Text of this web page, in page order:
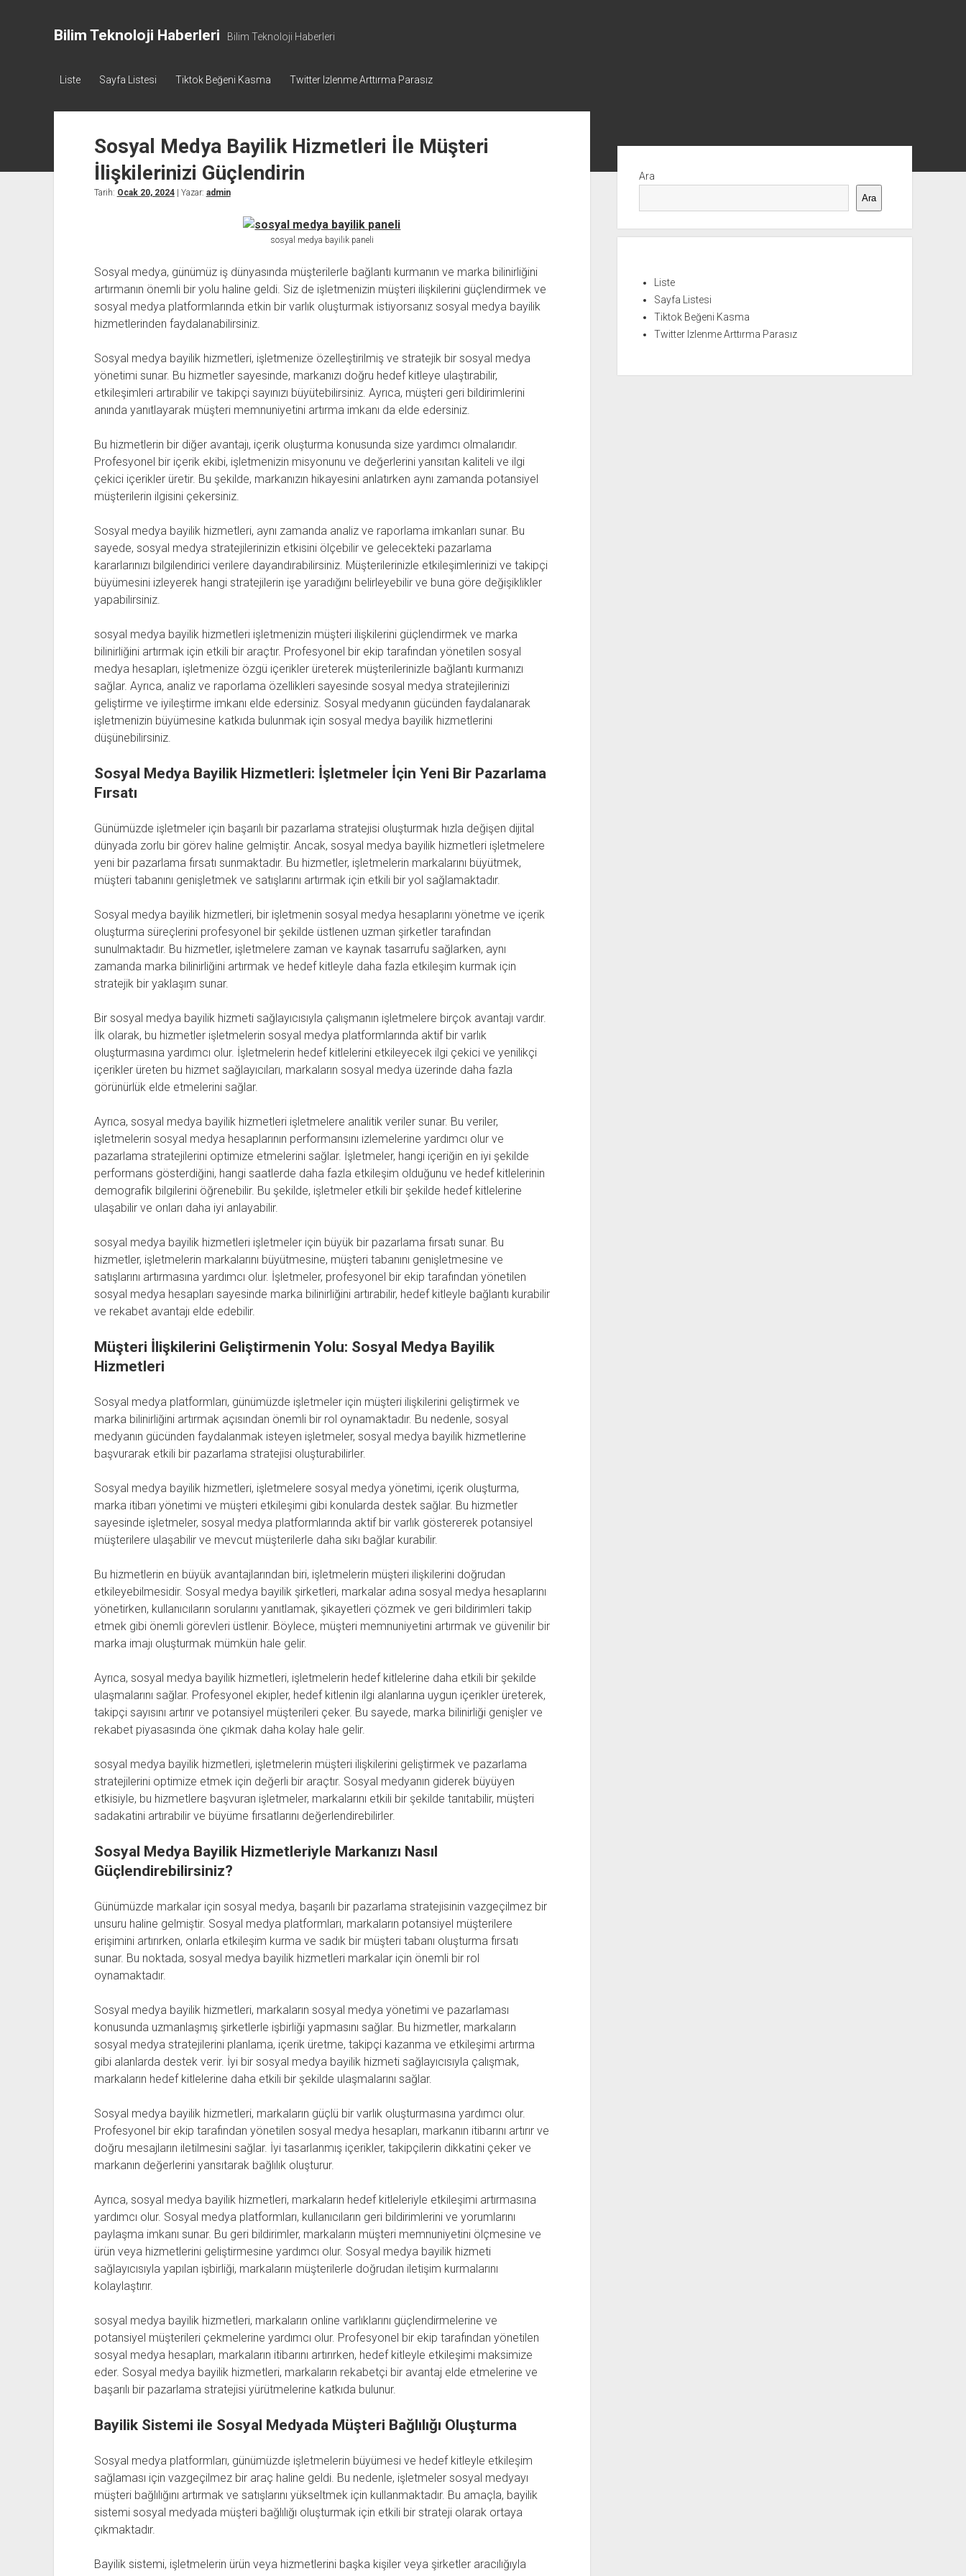
Bilim Teknoloji Haberleri Bilim Teknoloji Haberleri
Liste Sayfa Listesi Tiktok Beğeni Kasma Twitter Izlenme Arttırma Parasız
Sosyal Medya Bayilik Hizmetleri İle Müşteri
İlişkilerinizi Güçlendirin
Tarih: Ocak 20, 2024| Yazar: admin
sosyal medya bayilik paneli
Sosyal medya, günümüz iş dünyasında müşterilerle bağlantı kurmanın ve marka bilinirliğini
artırmanın önemli bir yolu haline geldi. Siz de işletmenizin müşteri ilişkilerini güçlendirmek ve
sosyal medya platformlarında etkin bir varlık oluşturmak istiyorsanız sosyal medya bayilik
hizmetlerinden faydalanabilirsiniz.
Sosyal medya bayilik hizmetleri, işletmenize özelleştirilmiş ve stratejik bir sosyal medya
yönetimi sunar. Bu hizmetler sayesinde, markanızı doğru hedef kitleye ulaştırabilir,
etkileşimleri artırabilir ve takipçi sayınızı büyütebilirsiniz. Ayrıca, müşteri geri bildirimlerini
anında yanıtlayarak müşteri memnuniyetini artırma imkanı da elde edersiniz.
Bu hizmetlerin bir diğer avantajı, içerik oluşturma konusunda size yardımcı olmalarıdır.
Profesyonel bir içerik ekibi, işletmenizin misyonunu ve değerlerini yansıtan kaliteli ve ilgi
çekici içerikler üretir. Bu şekilde, markanızın hikayesini anlatırken aynı zamanda potansiyel
müşterilerin ilgisini çekersiniz.
Sosyal medya bayilik hizmetleri, aynı zamanda analiz ve raporlama imkanları sunar. Bu
sayede, sosyal medya stratejilerinizin etkisini ölçebilir ve gelecekteki pazarlama
kararlarınızı bilgilendirici verilere dayandırabilirsiniz. Müşterilerinizle etkileşimlerinizi ve takipçi
büyümesini izleyerek hangi stratejilerin işe yaradığını belirleyebilir ve buna göre değişiklikler
yapabilirsiniz.
sosyal medya bayilik hizmetleri işletmenizin müşteri ilişkilerini güçlendirmek ve marka
bilinirliğini artırmak için etkili bir araçtır. Profesyonel bir ekip tarafından yönetilen sosyal
medya hesapları, işletmenize özgü içerikler üreterek müşterilerinizle bağlantı kurmanızı
sağlar. Ayrıca, analiz ve raporlama özellikleri sayesinde sosyal medya stratejilerinizi
geliştirme ve iyileştirme imkanı elde edersiniz. Sosyal medyanın gücünden faydalanarak
işletmenizin büyümesine katkıda bulunmak için sosyal medya bayilik hizmetlerini
düşünebilirsiniz.
Sosyal Medya Bayilik Hizmetleri: İşletmeler İçin Yeni Bir Pazarlama
Fırsatı
Günümüzde işletmeler için başarılı bir pazarlama stratejisi oluşturmak hızla değişen dijital
dünyada zorlu bir görev haline gelmiştir. Ancak, sosyal medya bayilik hizmetleri işletmelere
yeni bir pazarlama fırsatı sunmaktadır. Bu hizmetler, işletmelerin markalarını büyütmek,
müşteri tabanını genişletmek ve satışlarını artırmak için etkili bir yol sağlamaktadır.
Sosyal medya bayilik hizmetleri, bir işletmenin sosyal medya hesaplarını yönetme ve içerik
oluşturma süreçlerini profesyonel bir şekilde üstlenen uzman şirketler tarafından
sunulmaktadır. Bu hizmetler, işletmelere zaman ve kaynak tasarrufu sağlarken, aynı
zamanda marka bilinirliğini artırmak ve hedef kitleyle daha fazla etkileşim kurmak için
stratejik bir yaklaşım sunar.
Bir sosyal medya bayilik hizmeti sağlayıcısıyla çalışmanın işletmelere birçok avantajı vardır.
İlk olarak, bu hizmetler işletmelerin sosyal medya platformlarında aktif bir varlık
oluşturmasına yardımcı olur. İşletmelerin hedef kitlelerini etkileyecek ilgi çekici ve yenilikçi
içerikler üreten bu hizmet sağlayıcıları, markaların sosyal medya üzerinde daha fazla
görünürlük elde etmelerini sağlar.
Ayrıca, sosyal medya bayilik hizmetleri işletmelere analitik veriler sunar. Bu veriler,
işletmelerin sosyal medya hesaplarının performansını izlemelerine yardımcı olur ve
pazarlama stratejilerini optimize etmelerini sağlar. İşletmeler, hangi içeriğin en iyi şekilde
performans gösterdiğini, hangi saatlerde daha fazla etkileşim olduğunu ve hedef kitlelerinin
demografik bilgilerini öğrenebilir. Bu şekilde, işletmeler etkili bir şekilde hedef kitlelerine
ulaşabilir ve onları daha iyi anlayabilir.
sosyal medya bayilik hizmetleri işletmeler için büyük bir pazarlama fırsatı sunar. Bu
hizmetler, işletmelerin markalarını büyütmesine, müşteri tabanını genişletmesine ve
satışlarını artırmasına yardımcı olur. İşletmeler, profesyonel bir ekip tarafından yönetilen
sosyal medya hesapları sayesinde marka bilinirliğini artırabilir, hedef kitleyle bağlantı kurabilir
ve rekabet avantajı elde edebilir.
Müşteri İlişkilerini Geliştirmenin Yolu: Sosyal Medya Bayilik
Hizmetleri
Sosyal medya platformları, günümüzde işletmeler için müşteri ilişkilerini geliştirmek ve
marka bilinirliğini artırmak açısından önemli bir rol oynamaktadır. Bu nedenle, sosyal
medyanın gücünden faydalanmak isteyen işletmeler, sosyal medya bayilik hizmetlerine
başvurarak etkili bir pazarlama stratejisi oluşturabilirler.
Sosyal medya bayilik hizmetleri, işletmelere sosyal medya yönetimi, içerik oluşturma,
marka itibarı yönetimi ve müşteri etkileşimi gibi konularda destek sağlar. Bu hizmetler
sayesinde işletmeler, sosyal medya platformlarında aktif bir varlık göstererek potansiyel
müşterilere ulaşabilir ve mevcut müşterilerle daha sıkı bağlar kurabilir.
Bu hizmetlerin en büyük avantajlarından biri, işletmelerin müşteri ilişkilerini doğrudan
etkileyebilmesidir. Sosyal medya bayilik şirketleri, markalar adına sosyal medya hesaplarını
yönetirken, kullanıcıların sorularını yanıtlamak, şikayetleri çözmek ve geri bildirimleri takip
etmek gibi önemli görevleri üstlenir. Böylece, müşteri memnuniyetini artırmak ve güvenilir bir
marka imajı oluşturmak mümkün hale gelir.
Ayrıca, sosyal medya bayilik hizmetleri, işletmelerin hedef kitlelerine daha etkili bir şekilde
ulaşmalarını sağlar. Profesyonel ekipler, hedef kitlenin ilgi alanlarına uygun içerikler üreterek,
takipçi sayısını artırır ve potansiyel müşterileri çeker. Bu sayede, marka bilinirliği genişler ve
rekabet piyasasında öne çıkmak daha kolay hale gelir.
sosyal medya bayilik hizmetleri, işletmelerin müşteri ilişkilerini geliştirmek ve pazarlama
stratejilerini optimize etmek için değerli bir araçtır. Sosyal medyanın giderek büyüyen
etkisiyle, bu hizmetlere başvuran işletmeler, markalarını etkili bir şekilde tanıtabilir, müşteri
sadakatini artırabilir ve büyüme fırsatlarını değerlendirebilirler.
Sosyal Medya Bayilik Hizmetleriyle Markanızı Nasıl
Güçlendirebilirsiniz?
Günümüzde markalar için sosyal medya, başarılı bir pazarlama stratejisinin vazgeçilmez bir
unsuru haline gelmiştir. Sosyal medya platformları, markaların potansiyel müşterilere
erişimini artırırken, onlarla etkileşim kurma ve sadık bir müşteri tabanı oluşturma fırsatı
sunar. Bu noktada, sosyal medya bayilik hizmetleri markalar için önemli bir rol
oynamaktadır.
Sosyal medya bayilik hizmetleri, markaların sosyal medya yönetimi ve pazarlaması
konusunda uzmanlaşmış şirketlerle işbirliği yapmasını sağlar. Bu hizmetler, markaların
sosyal medya stratejilerini planlama, içerik üretme, takipçi kazanma ve etkileşimi artırma
gibi alanlarda destek verir. İyi bir sosyal medya bayilik hizmeti sağlayıcısıyla çalışmak,
markaların hedef kitlelerine daha etkili bir şekilde ulaşmalarını sağlar.
Sosyal medya bayilik hizmetleri, markaların güçlü bir varlık oluşturmasına yardımcı olur.
Profesyonel bir ekip tarafından yönetilen sosyal medya hesapları, markanın itibarını artırır ve
doğru mesajların iletilmesini sağlar. İyi tasarlanmış içerikler, takipçilerin dikkatini çeker ve
markanın değerlerini yansıtarak bağlılık oluşturur.
Ayrıca, sosyal medya bayilik hizmetleri, markaların hedef kitleleriyle etkileşimi artırmasına
yardımcı olur. Sosyal medya platformları, kullanıcıların geri bildirimlerini ve yorumlarını
paylaşma imkanı sunar. Bu geri bildirimler, markaların müşteri memnuniyetini ölçmesine ve
ürün veya hizmetlerini geliştirmesine yardımcı olur. Sosyal medya bayilik hizmeti
sağlayıcısıyla yapılan işbirliği, markaların müşterilerle doğrudan iletişim kurmalarını
kolaylaştırır.
sosyal medya bayilik hizmetleri, markaların online varlıklarını güçlendirmelerine ve
potansiyel müşterileri çekmelerine yardımcı olur. Profesyonel bir ekip tarafından yönetilen
sosyal medya hesapları, markaların itibarını artırırken, hedef kitleyle etkileşimi maksimize
eder. Sosyal medya bayilik hizmetleri, markaların rekabetçi bir avantaj elde etmelerine ve
başarılı bir pazarlama stratejisi yürütmelerine katkıda bulunur.
Bayilik Sistemi ile Sosyal Medyada Müşteri Bağlılığı Oluşturma
Sosyal medya platformları, günümüzde işletmelerin büyümesi ve hedef kitleyle etkileşim
sağlaması için vazgeçilmez bir araç haline geldi. Bu nedenle, işletmeler sosyal medyayı
müşteri bağlılığını artırmak ve satışlarını yükseltmek için kullanmaktadır. Bu amaçla, bayilik
sistemi sosyal medyada müşteri bağlılığı oluşturmak için etkili bir strateji olarak ortaya
çıkmaktadır.
Bayilik sistemi, işletmelerin ürün veya hizmetlerini başka kişiler veya şirketler aracılığıyla
Menü
Ara
Ara
Liste
Sayfa Listesi
Tiktok Beğeni Kasma
Twitter Izlenme Arttırma Parasız